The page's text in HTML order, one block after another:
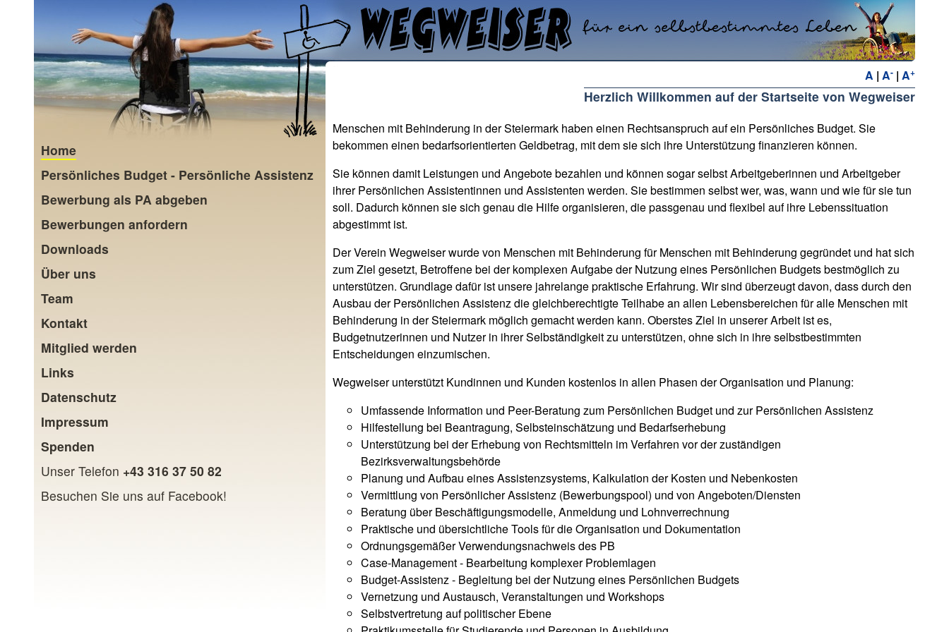
Home
Persönliches Budget - Persönliche Assistenz
Bewerbung als PA abgeben
Bewerbungen anfordern
Downloads
Über uns
Team
Kontakt
Mitglied werden
Links
Datenschutz
Impressum
Spenden
Unser Telefon +43 316 37 50 82
Besuchen Sie uns auf Facebook!
A | A- | A+
Herzlich Willkommen auf der Startseite von Wegweiser
Menschen mit Behinderung in der Steiermark haben einen Rechtsanspruch auf ein Persönliches Budget. Sie
bekommen einen bedarfsorientierten Geldbetrag, mit dem sie sich ihre Unterstützung finanzieren können.
Sie können damit Leistungen und Angebote bezahlen und können sogar selbst Arbeitgeberinnen und Arbeitgeber
ihrer Persönlichen Assistentinnen und Assistenten werden. Sie bestimmen selbst wer, was, wann und wie für sie tun
soll. Dadurch können sie sich genau die Hilfe organisieren, die passgenau und flexibel auf ihre Lebenssituation
abgestimmt ist.
Der Verein Wegweiser wurde von Menschen mit Behinderung für Menschen mit Behinderung gegründet und hat sich
zum Ziel gesetzt, Betroffene bei der komplexen Aufgabe der Nutzung eines Persönlichen Budgets bestmöglich zu
unterstützen. Grundlage dafür ist unsere jahrelange praktische Erfahrung. Wir sind überzeugt davon, dass durch den
Ausbau der Persönlichen Assistenz die gleichberechtigte Teilhabe an allen Lebensbereichen für alle Menschen mit
Behinderung in der Steiermark möglich gemacht werden kann. Oberstes Ziel in unserer Arbeit ist es,
Budgetnutzerinnen und Nutzer in ihrer Selbständigkeit zu unterstützen, ohne sich in ihre selbstbestimmten
Entscheidungen einzumischen.
Wegweiser unterstützt Kundinnen und Kunden kostenlos in allen Phasen der Organisation und Planung:
Umfassende Information und Peer-Beratung zum Persönlichen Budget und zur Persönlichen Assistenz
Hilfestellung bei Beantragung, Selbsteinschätzung und Bedarfserhebung
Unterstützung bei der Erhebung von Rechtsmitteln im Verfahren vor der zuständigen
Bezirksverwaltungsbehörde
Planung und Aufbau eines Assistenzsystems, Kalkulation der Kosten und Nebenkosten
Vermittlung von Persönlicher Assistenz (Bewerbungspool) und von Angeboten/Diensten
Beratung über Beschäftigungsmodelle, Anmeldung und Lohnverrechnung
Praktische und übersichtliche Tools für die Organisation und Dokumentation
Ordnungsgemäßer Verwendungsnachweis des PB
Case-Management - Bearbeitung komplexer Problemlagen
Budget-Assistenz - Begleitung bei der Nutzung eines Persönlichen Budgets
Vernetzung und Austausch, Veranstaltungen und Workshops
Selbstvertretung auf politischer Ebene